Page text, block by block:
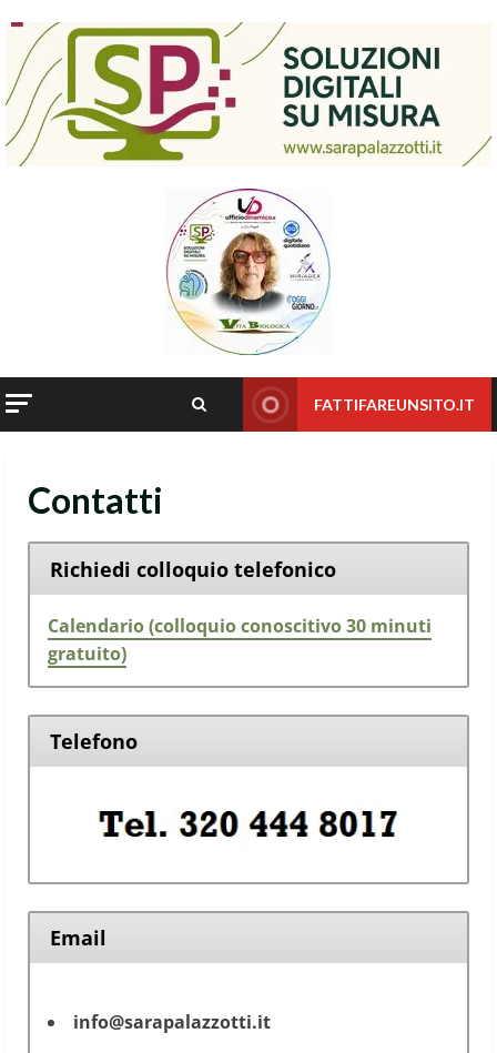
content
FATTIFAREUNSITO.IT
Contatti
Richiedi colloquio telefonico
Calendario (colloquio conoscitivo 30 minuti
gratuito)
Telefono
Email
info@sarapalazzotti.it